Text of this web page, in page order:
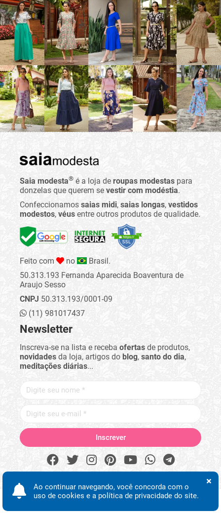
Saia modesta® é a loja de roupas modestas para
donzelas que querem se vestir com modéstia.
Confeccionamos saias midi, saias longas, vestidos
modestos, véus entre outros produtos de qualidade.
Feito com no
Brasil.
50.313.193 Fernanda Aparecida Boaventura de
Araujo Sesso
CNPJ50.313.193/0001-09
(11) 981017437
Newsletter
Inscreva-se na lista e receba ofertas de produtos,
novidades da loja, artigos do blog, santo do dia,
meditações diárias...
Ao continuar navegando, você concorda com o
uso de cookies e a política de privacidade do site.